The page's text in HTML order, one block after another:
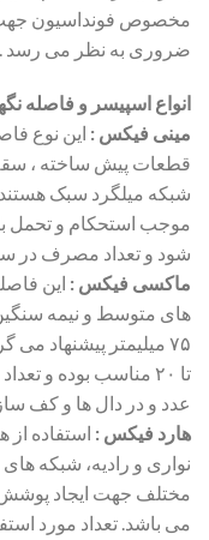
مخصوص فونداسیون
ضروری به نظر می رسد .
انواع اسپیسر و فاصله
مینی فیکس : این نوع
قطعات پیش ساخته ،
شبکه میلگرد سبک
شود و تعداد مصرف در سطح مربع ۴
ماکسی فیکس : این
عدد و در دال ها و کف سازی ها هر
هارد فیکس : استفاده
نواری و رادیه، شبکه
می باشد. تعداد مورد